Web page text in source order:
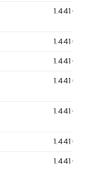
1.441 €
1.441 €
1.441 €
1.441 €
1.441 €
1.441 €
1.441 €